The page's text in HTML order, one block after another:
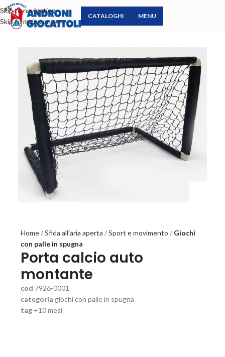
Skip to navigation
Skip to main content
CATALOGHI MENU
Home Sfida all'aria aperta Sport e movimento Giochi
con palle in spugna
Porta calcio auto
montante
cod 7926-0001
categoria giochi con palle in spugna
tag +10 mesi